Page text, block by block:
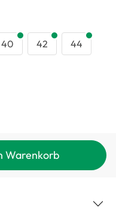
40 42 44
Warenkorb